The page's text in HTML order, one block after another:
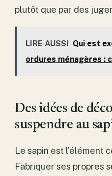
plutôt que par des
LIRE AUSSI
Qui est
ordures ménagères :
Des idées de
suspendre au
Le sapin est l’élément
Fabriquer ses propres